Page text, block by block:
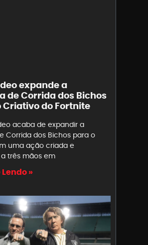
expande a
de Corrida dos Bichos
Criativo do Fortnite
acaba de expandir a
Corrida dos Bichos para o
uma ação criada e
três mãos em
»